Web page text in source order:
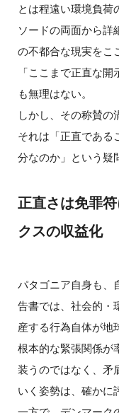
とは程遠い環境負荷
ソードの両面から詳
の不都合な現実をこ
「ここまで正直な
も無理はない。
しかし、その称賛の
それは「正直である
分なのか」という疑
正直さは免罪
クスの収益化
パタゴニア自身も、
告書では、社会的・
産する行為自体が地
根本的な緊張関係が
装うのではなく、矛
いく姿勢は、確かに